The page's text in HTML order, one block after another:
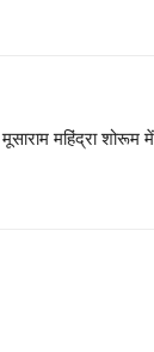
मूसाराम महिंद्रा शोरूम